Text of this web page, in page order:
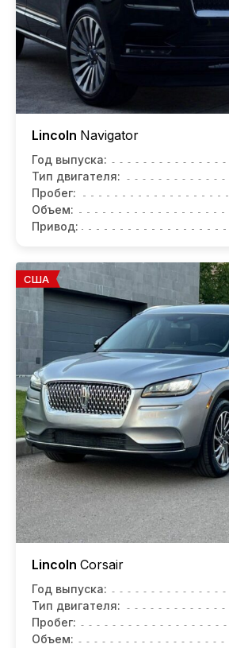
Lincoln Navigator
Год выпуска:
Тип двигателя:
Пробег:
Объем:
Привод:
США
Lincoln Corsair
Год выпуска:
Тип двигателя:
Пробег:
Объем: